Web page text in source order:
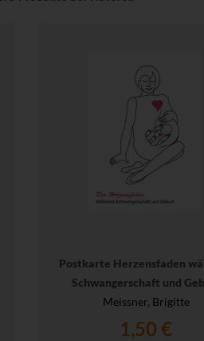
Postkarte Herzensfaden
Schwangerschaft und
Meissner, Brigitte
1,50 €